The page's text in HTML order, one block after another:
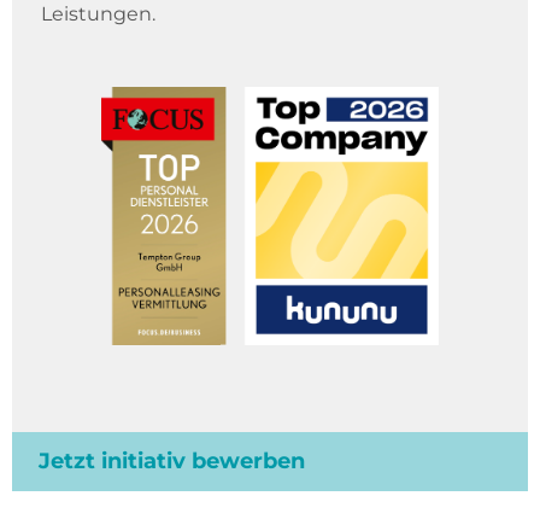
Leistungen.
Jetzt initiativ bewerben